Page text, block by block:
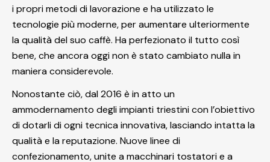
i propri metodi di lavorazione e ha utilizzato le
tecnologie più moderne, per aumentare ulteriormente
la qualità del suo caffè. Ha perfezionato il tutto così
bene, che ancora oggi non è stato cambiato nulla in
maniera considerevole.
Nonostante ciò, dal 2016 è in atto un
ammodernamento degli impianti triestini con l’obiettivo
di dotarli di ogni tecnica innovativa, lasciando intatta la
qualità e la reputazione. Nuove linee di
confezionamento, unite a macchinari tostatori e a